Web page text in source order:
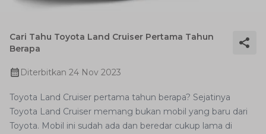
Cari Tahu Toyota Land Cruiser Pertama Tahun
Berapa
Diterbitkan 24 Nov 2023
Toyota Land Cruiser pertama tahun berapa? Sejatinya
Toyota Land Cruiser memang bukan mobil yang baru dari
Toyota. Mobil ini sudah ada dan beredar cukup lama di